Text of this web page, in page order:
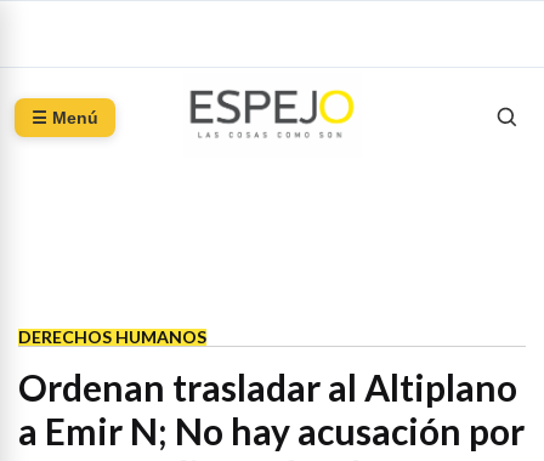
☰ Menú
DERECHOS HUMANOS
Ordenan trasladar al Altiplano
a Emir N; No hay acusación por